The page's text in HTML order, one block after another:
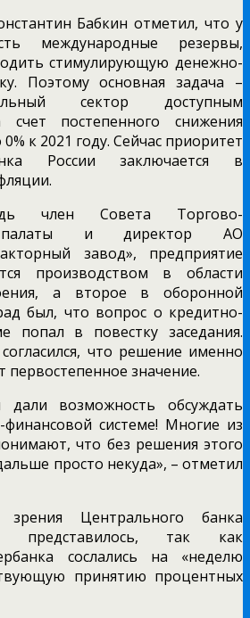
Бабкин отметил, что у
международные резервы,
стимулирующую денежно-
Поэтому основная задача –
сектор доступным
счет постепенного снижения
к 2021 году. Сейчас приоритет
России заключается в
член Совета Торгово-
палаты и директор АО
завод», предприятие
производством в области
а второе в оборонной
был, что вопрос о кредитно-
попал в повестку заседания.
что решение именно
первостепенное значение.
возможность обсуждать
системе! Многие из
что без решения этого
просто некуда», – отметил
Центрального банка
представилось, так как
сослались на «неделю
принятию процентных